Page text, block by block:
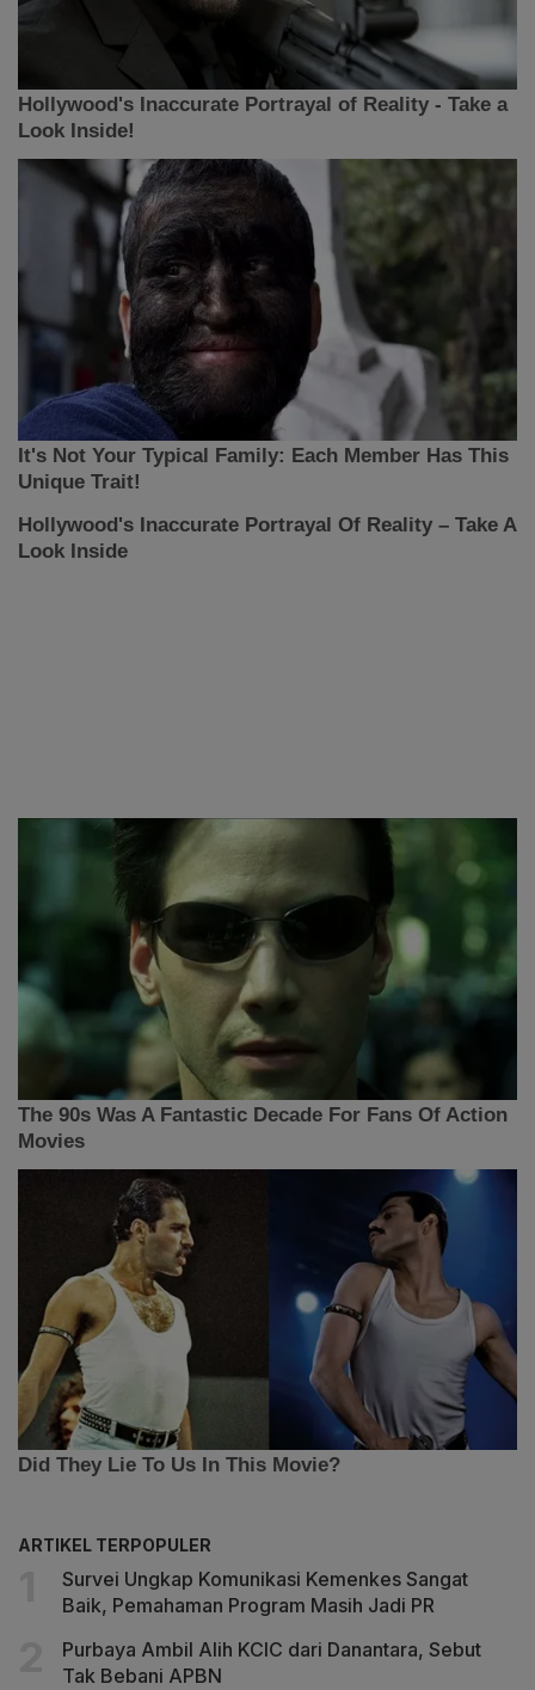
ARTIKEL TERPOPULER
Survei Ungkap Komunikasi Kemenkes Sangat
Baik, Pemahaman Program Masih Jadi PR
Purbaya Ambil Alih KCIC dari Danantara, Sebut
Tak Bebani APBN